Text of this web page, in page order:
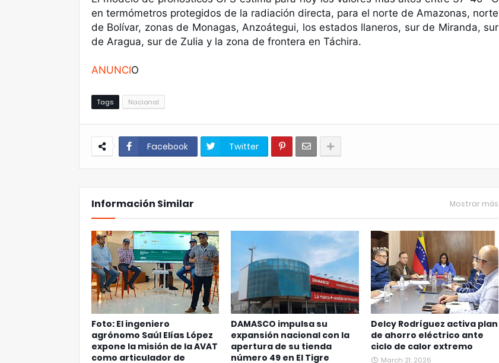
en termómetros protegidos de la radiación directa, para el norte de Amazonas, norte
de Bolívar, zonas de Monagas, Anzoátegui, los estados llaneros, sur de Miranda, sur
de Aragua, sur de Zulia y la zona de frontera en Táchira.
ANUNCIO
Tags Nacional
Facebook Twitter
Información Similar Mostrar más
Foto: El ingeniero
agrónomo Saúl Elías López
expone la misión de la AVAT
como articulador de
DAMASCO impulsa su
expansión nacional con la
apertura de su tienda
número 49 en El Tigre
Delcy Rodríguez activa plan
de ahorro eléctrico ante
ciclo de calor extremo
March 21, 2026